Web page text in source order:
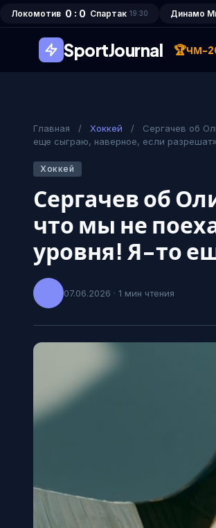
Локомотив 0 : 0 Спартак 19:30 Динамо
SportJournal 🏆ЧМ-
Главная / Хоккей /
Сергачев об
еще сыграю, наверное, если разрешат»
Хоккей
Сергачев об
что мы не
уровня! Я-то
07.06.2026 · 1 мин чтения